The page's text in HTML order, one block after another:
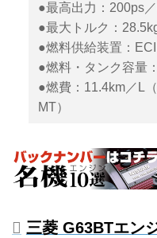
●最高出力：200ps
●最大トルク：
●燃料供給装置：
●燃料・タンク容量
●燃費：11.4km／L
MT）
三菱 G63BTエン